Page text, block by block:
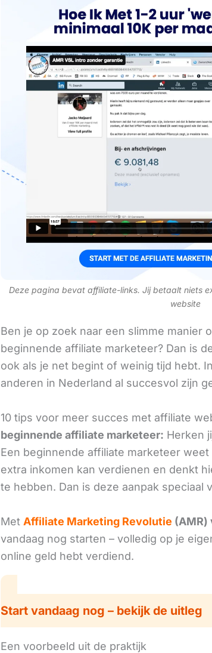
Deze pagina bevat affiliate-links. Jij betaalt niets
website
Ben je op zoek naar een slimme manier
beginnende affiliate marketeer? Dan is
ook als je net begint of weinig tijd hebt.
anderen in Nederland al succesvol zijn
10 tips voor meer succes met affiliate
beginnende affiliate marketeer: Herken
Een beginnende affiliate marketeer
extra inkomen kan verdienen en denkt
te hebben. Dan is deze aanpak speciaal
Met Affiliate Marketing Revolutie (AMR)
vandaag nog starten – volledig op je
online geld hebt verdiend.
Start vandaag nog – bekijk de uitleg
Een voorbeeld uit de praktijk